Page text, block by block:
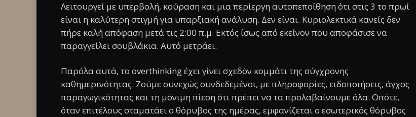
Λειτουργεί με υπερβολή, κούραση και μια περίεργη αυτοπεποίθηση ότι στις 3 το πρωί
είναι η καλύτερη στιγμή για υπαρξιακή ανάλυση. Δεν είναι. Κυριολεκτικά κανείς δεν
πήρε καλή απόφαση μετά τις 2:00 π.μ. Εκτός ίσως από εκείνον που αποφάσισε να
παραγγείλει σουβλάκια. Αυτό μετράει.
Παρόλα αυτά, το overthinking έχει γίνει σχεδόν κομμάτι της σύγχρονης
καθημερινότητας. Ζούμε συνεχώς συνδεδεμένοι, με πληροφορίες, ειδοποιήσεις, άγχος
παραγωγικότητας και τη μόνιμη πίεση ότι πρέπει να τα προλαβαίνουμε όλα. Οπότε,
όταν επιτέλους σταματάει ο θόρυβος της ημέρας, εμφανίζεται ο εσωτερικός θόρυβος